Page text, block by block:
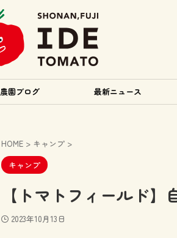
農園ブログ 最新ニュース
HOME > キャンプ >
キャンプ
【トマトフィールド
2023年10月13日